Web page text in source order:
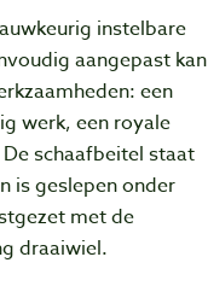
instelbare
aangepast kan
een
werk, een royale
schaafbeitel staat
is geslepen onder
met de
draaiwiel.